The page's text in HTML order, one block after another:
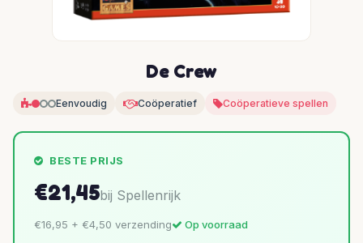
De Crew
Eenvoudig Coöperatief Coöperatieve spellen
BESTE PRIJS
€21,45bij Spellenrijk
€16,95 + €4,50 verzending Op voorraad